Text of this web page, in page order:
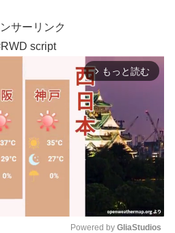
サーリンク
script
arrow_forward_ios もっと読む
Powered by GliaStudios